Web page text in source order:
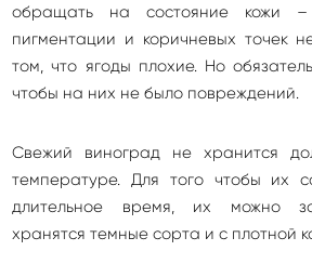
обращать на состояние кожи
пигментации и коричневых точек
том, что ягоды плохие. Но
чтобы на них не было повреждений.
Свежий виноград не хранится
температуре. Для того чтобы их
длительное время, их можно
хранятся темные сорта и с плотной